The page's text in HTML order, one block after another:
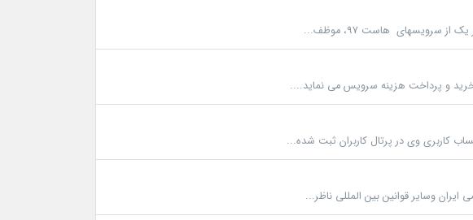
و پرداخت هزینه سرویس می نماید....
وسایر قوانین بین المللی ناظر...